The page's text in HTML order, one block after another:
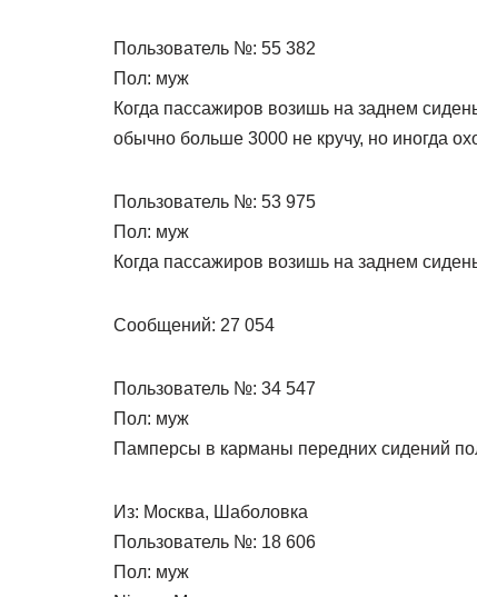
Пользователь №: 55 382
Пол: муж
Когда пассажиров возишь на заднем
обычно больше 3000 не кручу, но иногда
Пользователь №: 53 975
Пол: муж
Когда пассажиров возишь на заднем
Сообщений: 27 054
Пользователь №: 34 547
Пол: муж
Памперсы в карманы передних сидений
Из: Москва, Шаболовка
Пользователь №: 18 606
Пол: муж